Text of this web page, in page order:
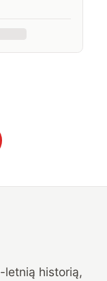
-letnią historią,